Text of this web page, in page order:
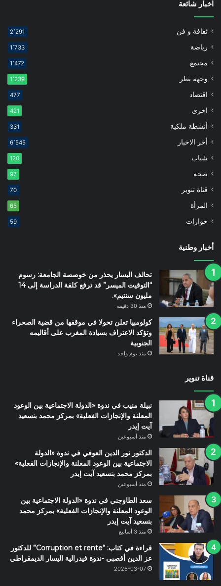
اخبار شائعة
ثقافة و فن 2٬291
رياضة 1٬733
مجتمع 1٬472
وجهة نظر 1٬239
اقتصاد 477
اخرى 421
أنشطة ملكية 331
أخر الاخبار 6٬545
شباب 120
صحة 97
قناة تنوير 70
المرأة 65
حوارات 59
أخبار وطنية
تحالف اليسار يحذر من خوصصة الجامعة: رسوم
“التوقيت الميسر” قد ترفع كلفة الدراسة إلى 14
مليون سنتيم».
منذ 30 دقيقة
كولومبيا تعلن تحولا في موقفها من قضية الصحراء
وتؤكد الاعتراف بسيادة المغرب على أقاليمه
الجنوبية
منذ يوم واحد
قناة تنوير
نبيلة منيب في ندوة «الدولة الاجتماعية بين الوعود
المعلنة والإنجازات الفعلية» بمركز محمد بنسعيد
آيت إيدر
منذ أسبوعين
الدكتور نور الدين العوفي في ندوة «الدولة
الاجتماعية بين الوعود المعلنة والإنجازات الفعلية»
بمركز محمد بنسعيد آيت إيدر
منذ أسبوعين
سعد الطاوجني في ندوة «الدولة الاجتماعية بين
الوعود المعلنة والإنجازات الفعلية» بمركز محمد
بنسعيد آيت إيدر
منذ 3 أسابيع
قراءة في كتاب: “Corruption et rente” للدكتور
عز الدين أقصبي -ندوة فيدرالية اليسار الديمقراطي
2026-03-07